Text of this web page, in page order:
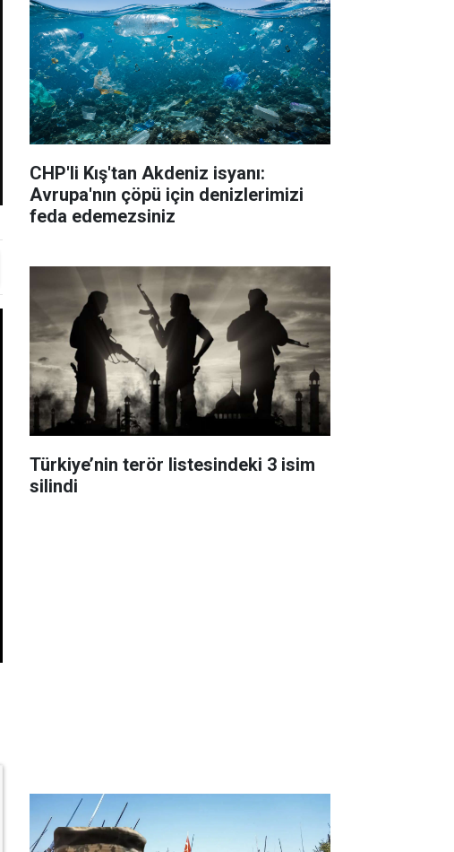
CHP'li Kış'tan Akdeniz isyanı:
Avrupa'nın çöpü için denizlerimizi
feda edemezsiniz
Türkiye’nin terör listesindeki 3 isim
silindi